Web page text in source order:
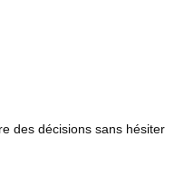
des décisions sans hésiter